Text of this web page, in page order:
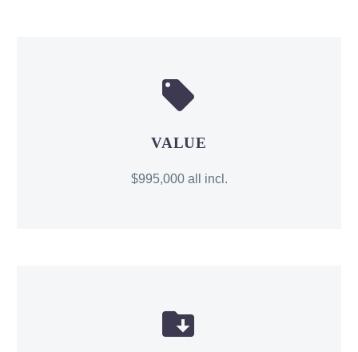


VALUE
$995,000 all incl.

